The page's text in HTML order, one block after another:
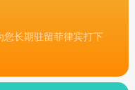
您长期驻留菲律宾打下